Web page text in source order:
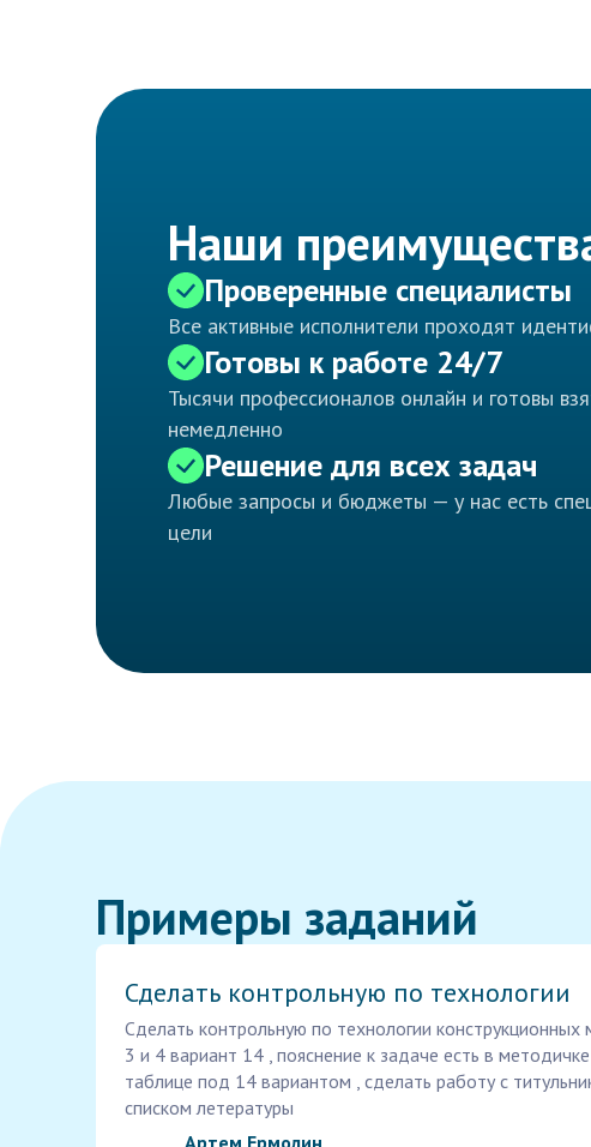
Наши
Проверенные специалисты
Все активные исполнители проходят
Готовы к работе 24/7
Тысячи профессионалов онлайн и готовы
немедленно
Решение для всех задач
Любые запросы и бюджеты — у нас есть
цели
Примеры заданий
Сделать контрольную по технологии
Сделать контрольную по технологии конструкционных
3 и 4 вариант 14 , пояснение к задаче есть в
таблице под 14 вариантом , сделать работу с
списком летературы
Артем Ермолин